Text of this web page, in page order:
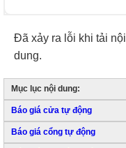
Đã xảy ra lỗi khi tải nội
dung.
Mục lục nội dung:
Báo giá cửa tự động
Báo giá cổng tự động